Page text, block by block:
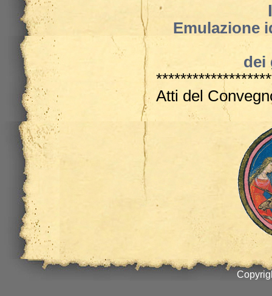
Emulazione
dei
Atti del